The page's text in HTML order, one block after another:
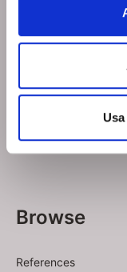
Browse
References